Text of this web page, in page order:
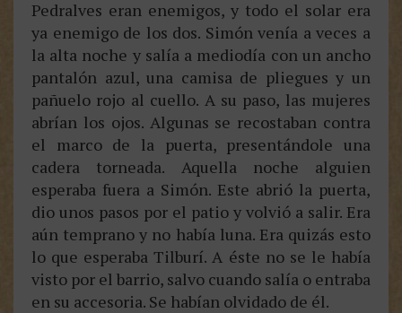
Pedralves eran enemigos, y todo el solar era
ya enemigo de los dos. Simón venía a veces a
la alta noche y salía a mediodía con un ancho
pantalón azul, una camisa de pliegues y un
pañuelo rojo al cuello. A su paso, las mujeres
abrían los ojos. Algunas se recostaban contra
el marco de la puerta, presentándole una
cadera torneada. Aquella noche alguien
esperaba fuera a Simón. Este abrió la puerta,
dio unos pasos por el patio y volvió a salir. Era
aún temprano y no había luna. Era quizás esto
lo que esperaba Tilburí. A éste no se le había
visto por el barrio, salvo cuando salía o entraba
en su accesoria. Se habían olvidado de él.